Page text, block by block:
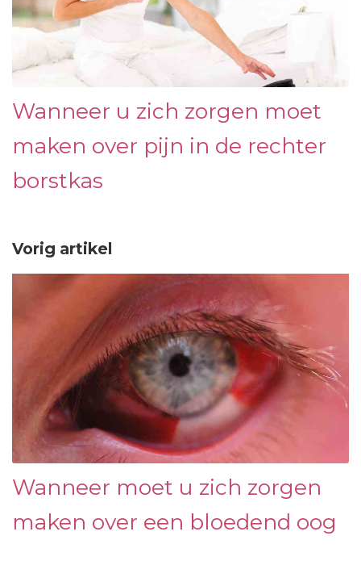
Wanneer u zich zorgen moet
maken over pijn in de rechter
borstkas
Vorig artikel
Wanneer moet u zich zorgen
maken over een bloedend oog